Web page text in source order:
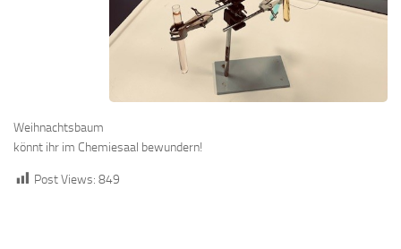
Weihnachtsbaum
könnt ihr im Chemiesaal bewundern!
Post Views: 849